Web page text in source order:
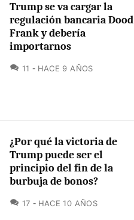
Trump se va cargar la
regulación bancaria Dood
Frank y debería
importarnos
11 COMENTARIOS
HACE 9 AÑOS
¿Por qué la victoria de
Trump puede ser el
principio del fin de la
burbuja de bonos?
17 COMENTARIOS
HACE 10 AÑOS